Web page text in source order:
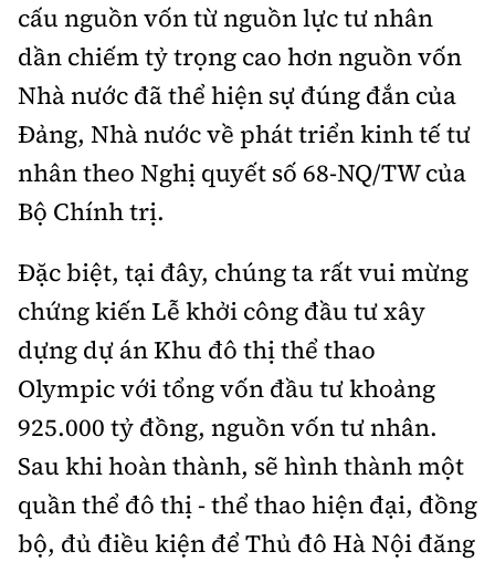
cấu nguồn vốn từ nguồn lực tư nhân
dần chiếm tỷ trọng cao hơn nguồn vốn
Nhà nước đã thể hiện sự đúng đắn của
Đảng, Nhà nước về phát triển kinh tế tư
nhân theo Nghị quyết số 68-NQ/TW của
Bộ Chính trị.
Đặc biệt, tại đây, chúng ta rất vui mừng
chứng kiến Lễ khởi công đầu tư xây
dựng dự án Khu đô thị thể thao
Olympic với tổng vốn đầu tư khoảng
925.000 tỷ đồng, nguồn vốn tư nhân.
Sau khi hoàn thành, sẽ hình thành một
quần thể đô thị - thể thao hiện đại, đồng
bộ, đủ điều kiện để Thủ đô Hà Nội đăng